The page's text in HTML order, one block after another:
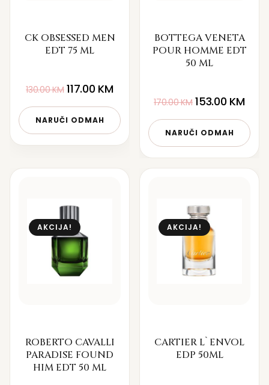
CK OBSESSED MEN
EDT 75 ML
130.00KM 117.00 KM
NARUČI ODMAH
BOTTEGA VENETA
POUR HOMME EDT
50 ML
170.00KM 153.00 KM
NARUČI ODMAH
AKCIJA!
ROBERTO CAVALLI
PARADISE FOUND
HIM EDT 50 ML
AKCIJA!
CARTIER L`ENVOL
EDP 50ML